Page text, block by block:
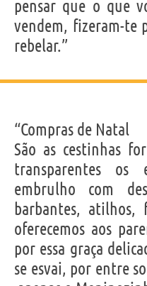
pensar que o que
vendem, fizeram-te
rebelar.”
“Compras de Natal
São as cestinhas
transparentes os
embrulho com
barbantes,
oferecemos aos
por essa graça
se esvai, por entre